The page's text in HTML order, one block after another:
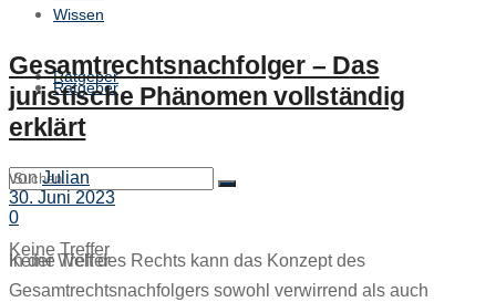
Ratgeber
Keine Treffer
Wissen
Ratgeber
Keine Treffer
Gesamtrechtsnachfolger – Das
juristische Phänomen vollständig
erklärt
von Julian
30. Juni 2023
0
In der Welt des Rechts kann das Konzept des
Gesamtrechtsnachfolgers sowohl verwirrend als auch